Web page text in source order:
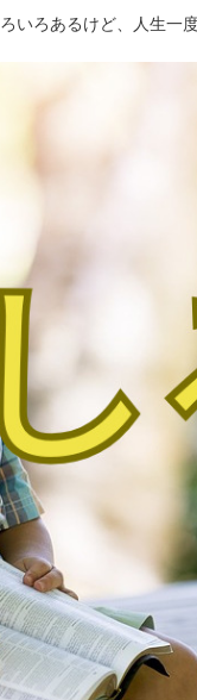
いろあるけど、人生一